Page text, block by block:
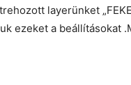
layerünket
ezeket a beállításokat